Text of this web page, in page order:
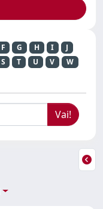
F G H I
J
S T U V
W